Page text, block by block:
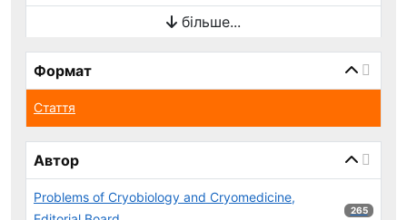
більше...
Формат
Стаття
Автор
Problems of Cryobiology and Cryomedicine,
265
265